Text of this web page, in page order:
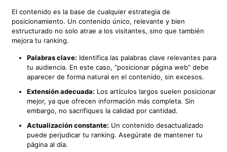
El contenido es la base de cualquier estrategia de
posicionamiento. Un contenido único, relevante y bien
estructurado no solo atrae a los visitantes, sino que también
mejora tu ranking.
Palabras clave: Identifica las palabras clave relevantes para
tu audiencia. En este caso, “posicionar página web” debe
aparecer de forma natural en el contenido, sin excesos.
Extensión adecuada: Los artículos largos suelen posicionar
mejor, ya que ofrecen información más completa. Sin
embargo, no sacrifiques la calidad por cantidad.
Actualización constante: Un contenido desactualizado
puede perjudicar tu ranking. Asegúrate de mantener tu
página al día.